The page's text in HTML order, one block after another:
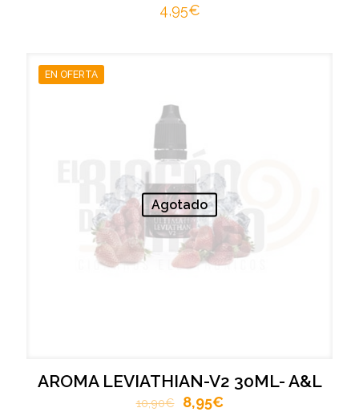
4,95€
EN OFERTA
Agotado
AROMA LEVIATHIAN-V2 30ML- A&L
10,90€ 8,95€